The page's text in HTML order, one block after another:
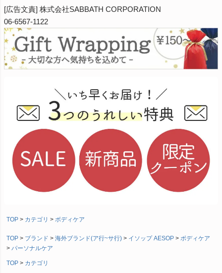
[広告文責] 株式会社SABBATH CORPORATION
06-6567-1122
TOP カテゴリ ボディケア
TOP ブランド 海外ブランド(ア行~サ行) イソップ AESOP
ボディケア
パーソナルケア
TOP カテゴリ